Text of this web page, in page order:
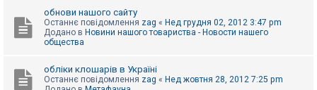
обнови нашого сайту
Останнє повідомлення zag « Нед грудня 02, 2012 3:47 pm
Додано в Новини нашого товариства - Новости нашего
общества
обліки клошарів в Україні
Останнє повідомлення zag « Нед жовтня 28, 2012 7:25 pm